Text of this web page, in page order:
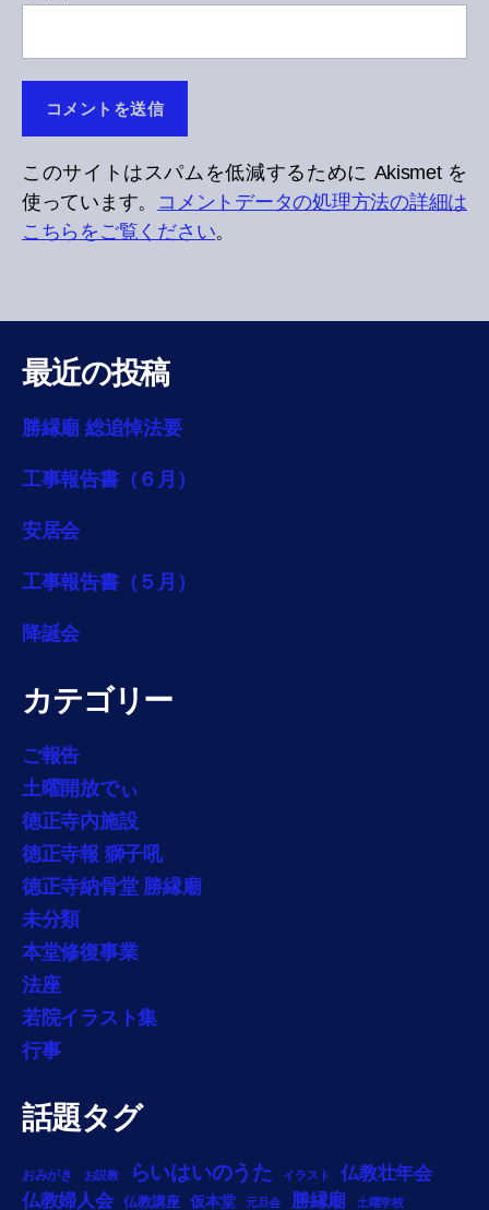
このサイトはスパムを低減するために Akismet を
使っています。 コメントデータの処理方法の詳細は
こちらをご覧ください。
最近の投稿
勝縁廟 総追悼法要
工事報告書（６月）
安居会
工事報告書（５月）
降誕会
カテゴリー
ご報告
土曜開放でぃ
徳正寺内施設
徳正寺報 獅子吼
徳正寺納骨堂 勝縁廟
未分類
本堂修復事業
法座
若院イラスト集
行事
話題タグ
おみがき お説教 らいはいのうた イラスト
仏教壮年会
仏教婦人会
仏教講座 仮本堂 元旦会 勝縁廟 土曜学校